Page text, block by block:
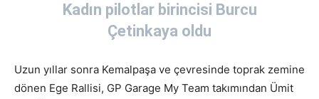
Kadın pilotlar birincisi Burcu
Çetinkaya oldu
Uzun yıllar sonra Kemalpaşa ve çevresinde toprak zemine
dönen Ege Rallisi, GP Garage My Team takımından Ümit